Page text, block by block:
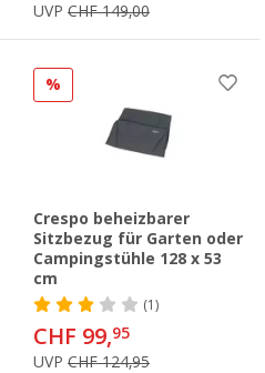
UVP CHF 149,00
%
Crespo beheizbarer
Sitzbezug für Garten oder
Campingstühle 128 x 53
cm
(1)
CHF 99,95
UVP CHF 124,95